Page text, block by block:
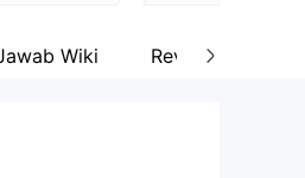
membuk
Wiki Review